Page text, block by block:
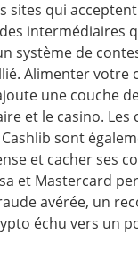
sites qui
intermédiaires
système de
Alimenter votre
une couche
et le casino. Les
sont
et cacher ses
et Mastercard
avérée, un
échu vers un